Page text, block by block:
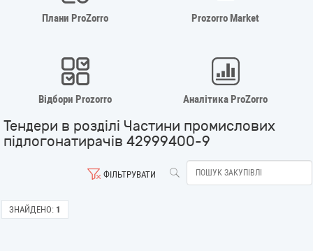
Плани ProZorro Prozorro Market
Відбори Prozorro Аналітика ProZorro
Тендери в розділі Частини промислових
підлогонатирачів 42999400-9
ФІЛЬТРУВАТИ
ЗНАЙДЕНО: 1